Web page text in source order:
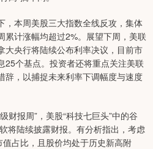
，本周美股三大指数全线反攻，集体
累计涨幅均超过2%。展望下周，美联
大央行将陆续公布利率决议，目前市
25个基点。投资者还将重点关注美联
辞，以捕捉未来利率下调幅度与速度
财报周”，美股“科技七巨头”中的谷
将陆续披露财报。有分析指出，考虑
占比，且股价均处于历史新高附